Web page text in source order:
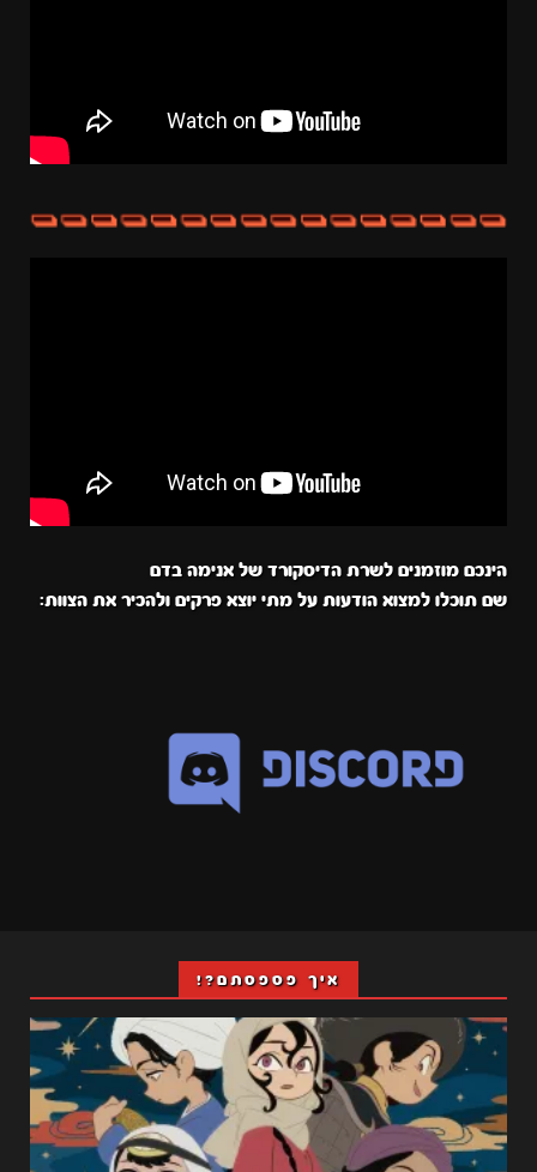
הינכם מוזמנים לשרת הדיסקורד של אנימה בדם
שם תוכלו למצוא הודעות על מתי יוצא פרקים ולהכיר את הצוות:
איך פספסתם?!